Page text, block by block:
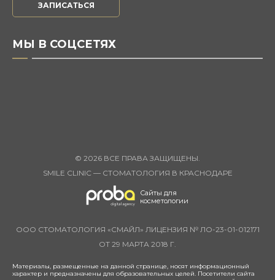
ЗАПИСАТЬСЯ
МЫ В СОЦСЕТЯХ
© 2026 ВСЕ ПРАВА ЗАЩИЩЕНЫ.
SMILE CLINIC — СТОМАТОЛОГИЯ В КРАСНОДАРЕ
Сайты для
косметологии
OOO CТОМАТОЛОГИЯ «СМАЙЛ» ЛИЦЕНЗИЯ № ЛО-23-01-012171
ОТ 29 МАРТА 2018 Г.
Материалы, размещенные на данной странице, носят информационный
характер и предназначены для образовательных целей. Посетители сайта